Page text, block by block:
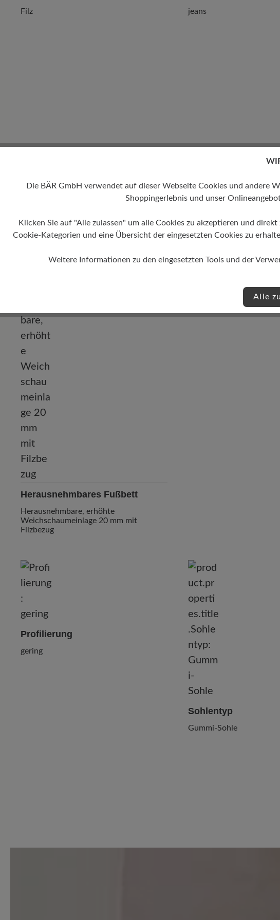
Filz jeans
Herausnehmbares Fußbett
Herausnehmbare, erhöhte
Weichschaumeinlage 20 mm mit
Filzbezug
10 mm
Profilierung
gering
Sohlentyp
Gummi-Sohle
Die BÄR GmbH verwendet auf dieser Webseite Cookies und andere
Shoppingerlebnis und unser
Klicken Sie auf "Alle zulassen" um alle Cookies zu akzeptieren und
Cookie-Kategorien und eine Übersicht der eingesetzten Cookies zu
Weitere Informationen zu den eingesetzten Tools und der
Alle